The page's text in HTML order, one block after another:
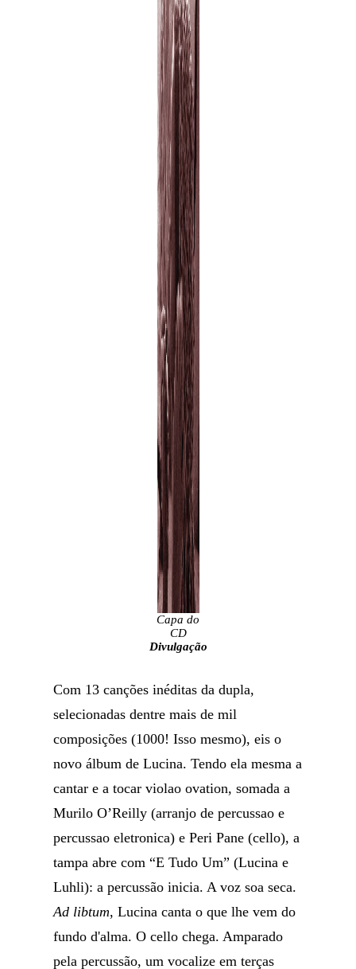
Capa do
CD
Divulgação
Com 13 canções inéditas da dupla,
selecionadas dentre mais de mil
composições (1000! Isso mesmo), eis o
novo álbum de Lucina. Tendo ela mesma a
cantar e a tocar violao ovation, somada a
Murilo O’Reilly (arranjo de percussao e
percussao eletronica) e Peri Pane (cello), a
tampa abre com “E Tudo Um” (Lucina e
Luhli): a percussão inicia. A voz soa seca.
Ad libtum, Lucina canta o que lhe vem do
fundo d'alma. O cello chega. Amparado
pela percussão, um vocalize em terças